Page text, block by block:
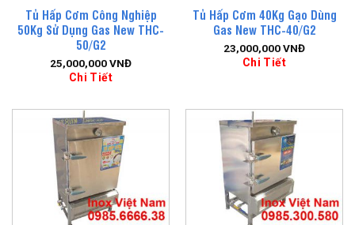
Tủ Hấp Cơm Công Nghiệp
50Kg Sử Dụng Gas New THC-
50/G2
25,000,000VNĐ
Chi Tiết
Tủ Hấp Cơm 40Kg Gạo Dùng
Gas New THC-40/G2
23,000,000VNĐ
Chi Tiết